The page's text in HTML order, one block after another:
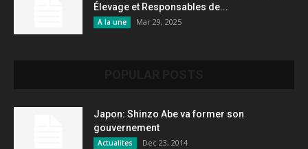
Élevage et Responsables de...
A la une Mar 29, 2025
Japon: Shinzo Abe va former son
gouvernement
Actualites Dec 23, 2014